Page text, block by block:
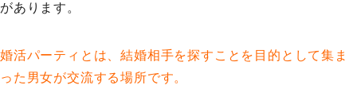
があります。
婚活パーティとは、結婚相手を探すことを目的として集ま
った男女が交流する場所です。